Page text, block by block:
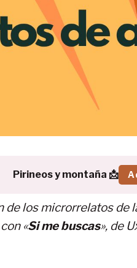
Pirineos y montaña 📩
de los microrrelatos de
«Si me buscas», de